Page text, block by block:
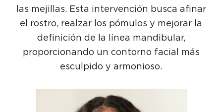
las mejillas. Esta intervención busca afinar
el rostro, realzar los pómulos y mejorar la
definición de la línea mandibular,
proporcionando un contorno facial más
esculpido y armonioso.